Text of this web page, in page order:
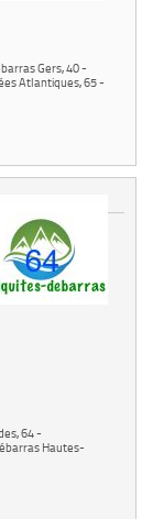
Gers,40 -
Atlantiques,65 -
,64 -
Hautes-